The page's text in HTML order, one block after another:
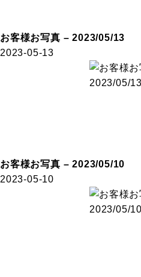
お客様お写真 – 2023/05/13
2023-05-13
お客様お写真 – 2023/05/10
2023-05-10